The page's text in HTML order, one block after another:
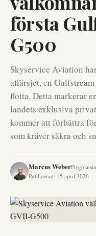
första
G500
Skyservice Aviation
affärsjet, en
flotta. Detta markerar
landets exklusiva
kommer att förbättra
som kräver säkra och
Marcus Weber
Publicerad: 15 april 2026